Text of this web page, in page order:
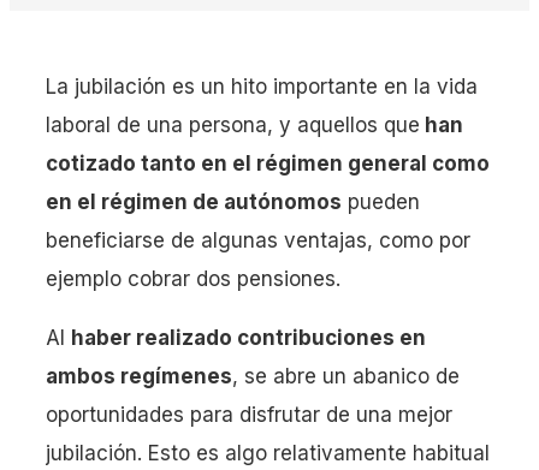
La jubilación es un hito importante en la vida
laboral de una persona, y aquellos que han
cotizado tanto en el régimen general como
en el régimen de autónomos pueden
beneficiarse de algunas ventajas, como por
ejemplo cobrar dos pensiones.
Al haber realizado contribuciones en
ambos regímenes, se abre un abanico de
oportunidades para disfrutar de una mejor
jubilación. Esto es algo relativamente habitual